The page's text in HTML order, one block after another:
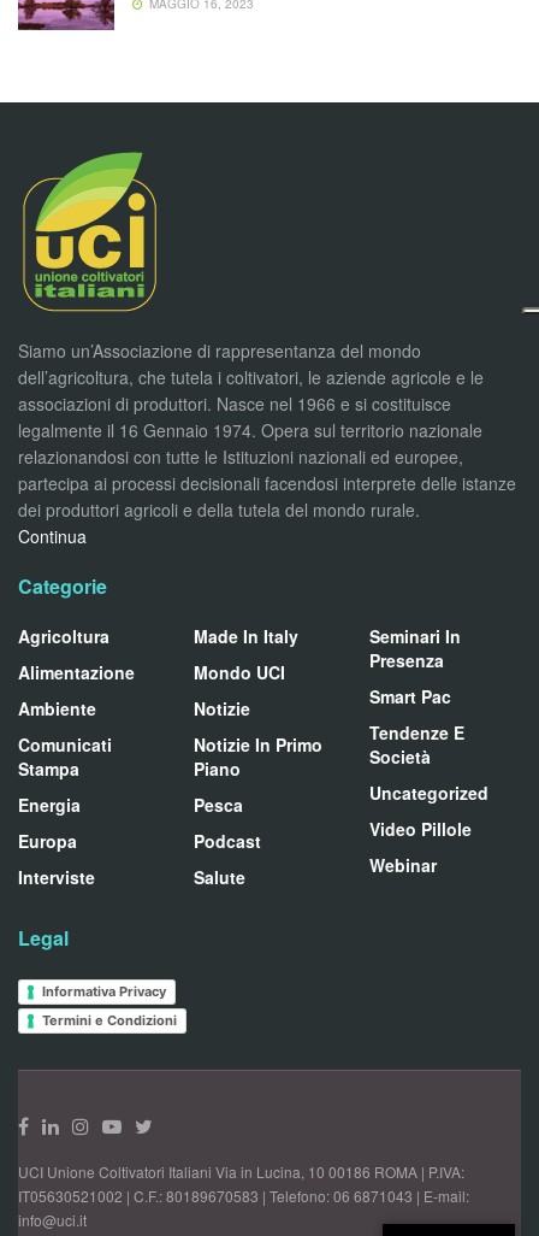
MAGGIO 16, 2023
Siamo un’Associazione di rappresentanza del mondo
dell’agricoltura, che tutela i coltivatori, le aziende agricole e le
associazioni di produttori. Nasce nel 1966 e si costituisce
legalmente il 16 Gennaio 1974. Opera sul territorio nazionale
relazionandosi con tutte le Istituzioni nazionali ed europee,
partecipa ai processi decisionali facendosi interprete delle istanze
dei produttori agricoli e della tutela del mondo rurale.
Continua
Categorie
Agricoltura
Alimentazione
Ambiente
Comunicati
Stampa
Energia
Europa
Interviste
Made In Italy
Mondo UCI
Notizie
Notizie In Primo
Piano
Pesca
Podcast
Salute
Seminari In
Presenza
Smart Pac
Tendenze E
Società
Uncategorized
Video Pillole
Webinar
Legal
Informativa Privacy
Termini e Condizioni
UCI Unione Coltivatori Italiani Via in Lucina, 10 00186 ROMA | P.IVA:
IT05630521002 | C.F.: 80189670583 | Telefono: 06 6871043 | E-mail:
info@uci.it